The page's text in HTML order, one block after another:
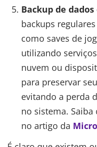
Backup de
backups
como saves de
utilizando
nuvem ou
para preservar
evitando a perda
no sistema.
no artigo da